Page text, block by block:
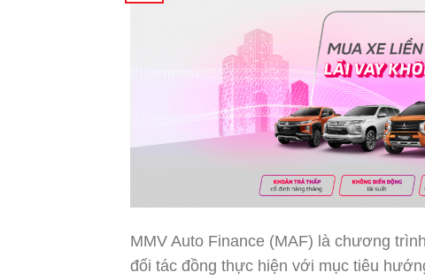
MMV Auto Finance (MAF) là chương
đối tác đồng thực hiện với mục tiêu